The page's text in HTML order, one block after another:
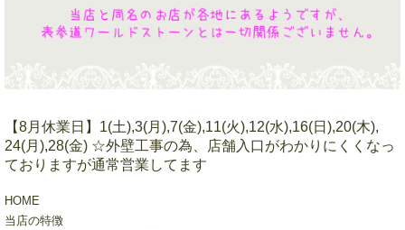
【8月休業日】1(土),3(月),7(金),11(火),12(水),16(日),20(木),
24(月),28(金) ☆外壁工事の為、店舗入口がわかりにくくなっ
ておりますが通常営業してます
HOME
当店の特徴